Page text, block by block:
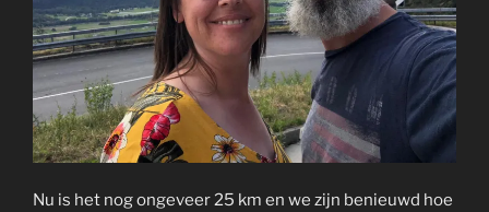
Nu is het nog ongeveer 25 km en we zijn benieuwd hoe